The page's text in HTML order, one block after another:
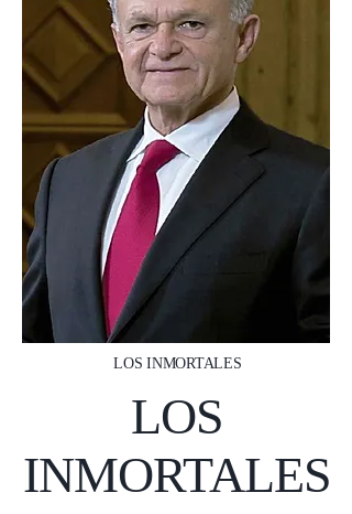
LOS INMORTALES
LOS
INMORTALES